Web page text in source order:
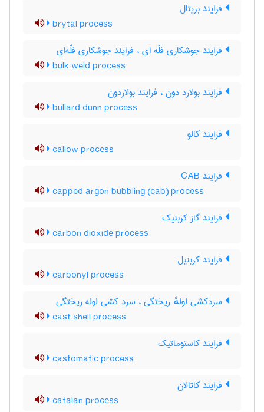
فرایند بریتال
brytal process
فرایند جوشکاری فلّه ای ، فرایند جوشکاری فلّه‌ای
bulk weld process
فرایند بولارد دون ، فرایند بولاردون
bullard dunn process
فرایند کالو
callow process
فرایند CAB
capped argon bubbling (cab) process
فرایند گاز کربنیک
carbon dioxide process
فرایند کربنیل
carbonyl process
سردکشی لولهٔ ریختگی ، سرد کشی لوله ریختگی
cast shell process
فرایند کاستوماتیک
castomatic process
فرایند کاتالان
catalan process